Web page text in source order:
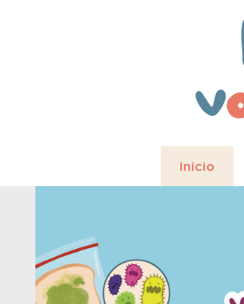
Inicio